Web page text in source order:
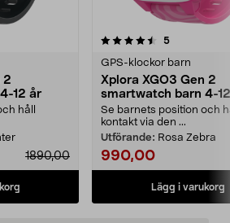
2
12 år
håll
1890,00
5recensioner
GPS-klockor barn
Xplora XGO3 Gen 2
smartwatch barn 4-
Se barnets position och
kontakt via den ...
Utförande: Rosa Zebra
990,00
Lägg i varukorg
4.5 av 5 stjärnor